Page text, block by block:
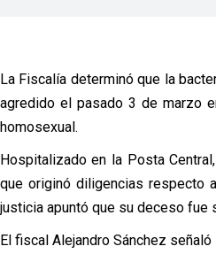
La Fiscalía determinó que la
agredido el pasado 3 de marzo
homosexual.
Hospitalizado en la Posta
que originó diligencias respecto
justicia apuntó que su deceso fue
El fiscal Alejandro Sánchez